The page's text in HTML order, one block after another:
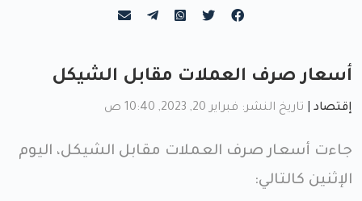
أسعار صرف العملات مقابل الشيكل
إقتصاد تاريخ النشر: فبراير 20, 2023, 10:40 ص
جاءت أسعار صرف العملات مقابل الشيكل، اليوم
الإثنين كالتالي: